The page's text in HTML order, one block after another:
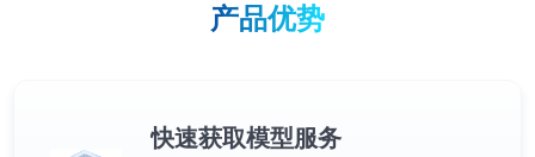
产品优势
快速获取模型服务